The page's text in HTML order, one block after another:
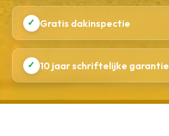
✓ Gratis dakinspectie
✓ 10 jaar schriftelijke garantie